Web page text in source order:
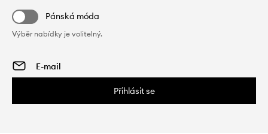
Pánská móda
Výběr nabídky je volitelný.
Přihlásit se